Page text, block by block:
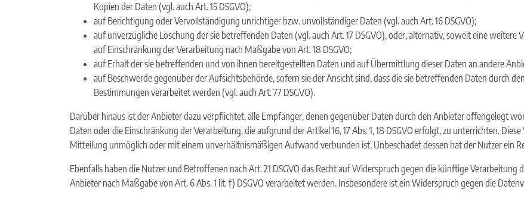
Kopien der Daten (vgl. auch Art. 15 DSGVO);
auf Berichtigung oder Vervollständigung unrichtiger bzw. unvollständiger Daten (vgl. auch Art. 16 DSGVO);
auf unverzügliche Löschung der sie betreffenden Daten (vgl. auch Art. 17 DSGVO), oder, alternativ, soweit eine weitere
auf Einschränkung der Verarbeitung nach Maßgabe von Art. 18 DSGVO;
auf Erhalt der sie betreffenden und von ihnen bereitgestellten Daten und auf Übermittlung dieser Daten an andere
auf Beschwerde gegenüber der Aufsichtsbehörde, sofern sie der Ansicht sind, dass die sie betreffenden Daten durch
Bestimmungen verarbeitet werden (vgl. auch Art. 77 DSGVO).
Darüber hinaus ist der Anbieter dazu verpflichtet, alle Empfänger, denen gegenüber Daten durch den Anbieter offengelegt
Daten oder die Einschränkung der Verarbeitung, die aufgrund der Artikel 16, 17 Abs. 1, 18 DSGVO erfolgt, zu unterrichten.
Mitteilung unmöglich oder mit einem unverhältnismäßigen Aufwand verbunden ist. Unbeschadet dessen hat der Nutzer ein
Ebenfalls haben die Nutzer und Betroffenen nach Art. 21 DSGVO das Recht auf Widerspruch gegen die künftige
Anbieter nach Maßgabe von Art. 6 Abs. 1 lit. f) DSGVO verarbeitet werden. Insbesondere ist ein Widerspruch gegen die